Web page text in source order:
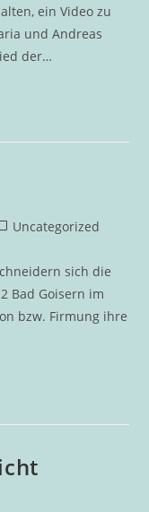
ein Video zu
und Andreas
der…
Uncategorized
sich die
Bad Goisern im
bzw. Firmung ihre